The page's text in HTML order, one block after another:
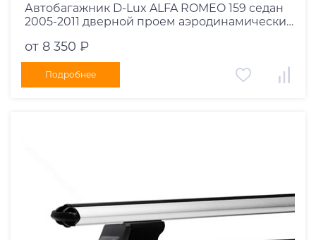
Автобагажник D-Lux ALFA ROMEO 159 седан
2005-2011 дверной проем аэродинамический
от 8 350 ₽
Подробнее